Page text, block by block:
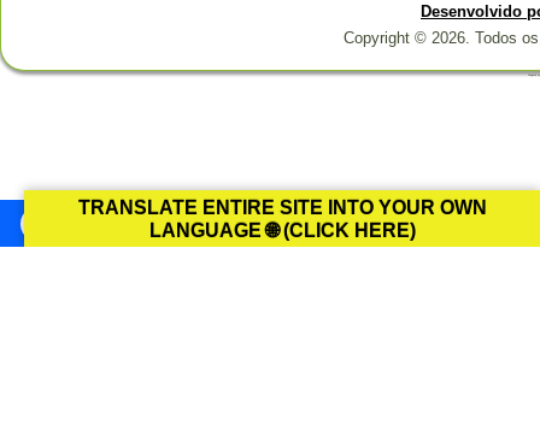
Desenvolvido
Copyright © 2026. Todos
TRANSLATE ENTIRE SITE INTO YOUR OWN
LANGUAGE 🌐 (CLICK HERE)